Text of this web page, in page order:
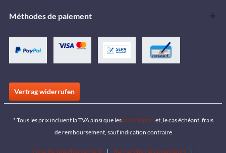
Méthodes de paiement
Vertrag widerrufen
* Tous les prix incluent la TVA ainsi que lesfrais de portet, le cas échéant, frais
de remboursement, sauf indication contraire